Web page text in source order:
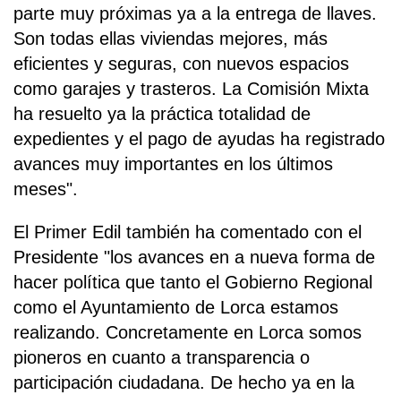
parte muy próximas ya a la entrega de llaves.
Son todas ellas viviendas mejores, más
eficientes y seguras, con nuevos espacios
como garajes y trasteros. La Comisión Mixta
ha resuelto ya la práctica totalidad de
expedientes y el pago de ayudas ha registrado
avances muy importantes en los últimos
meses".
El Primer Edil también ha comentado con el
Presidente "los avances en a nueva forma de
hacer política que tanto el Gobierno Regional
como el Ayuntamiento de Lorca estamos
realizando. Concretamente en Lorca somos
pioneros en cuanto a transparencia o
participación ciudadana. De hecho ya en la